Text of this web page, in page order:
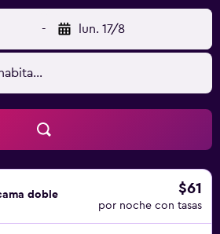
está a 8 km del alojamiento, y
El aeropuerto (Aeropuerto
está a 7 km.
- lun. 17/8
doble $61
por noche con tasas